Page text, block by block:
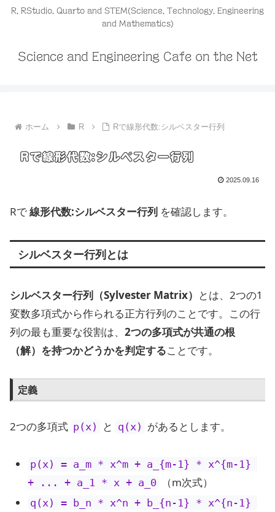
R, RStudio, Quarto and STEM(Science, Technology, Engineering
and Mathematics)
Science and Engineering Cafe on the Net
ホーム R Rで線形代数:シルベスター行列
Rで線形代数:シルベスター行列
2025.09.16
Rで線形代数:シルベスター行列 を確認します。
シルベスター行列とは
シルベスター行列（Sylvester Matrix） とは、2つの1
変数多項式から作られる正方行列のことです。この行
列の最も重要な役割は、 2つの多項式が共通の根
（解）を持つかどうかを判定することです。
定義
2つの多項式 p(x) と q(x) があるとします。
p(x) = a_m * x^m + a_{m-1} * x^{m-1}
+ ... + a_1 * x + a_0
（m次式）
q(x) = b_n * x^n + b_{n-1} * x^{n-1}